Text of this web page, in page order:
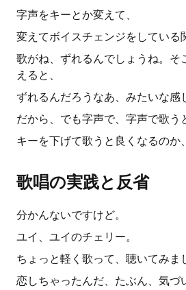
字声をキーとか変えて、
変えてボイスチェンジをしている
歌がね、ずれるんでしょうね。そ
えると、
ずれるんだろうなあ、みたいな感
だから、でも字声で、字声で歌う
キーを下げて歌うと良くなるのか、
歌唱の実践と反省
分かんないですけど。
ユイ、ユイのチェリー。
ちょっと軽く歌って、聴いてみま
恋しちゃったんだ、たぶん、気づ